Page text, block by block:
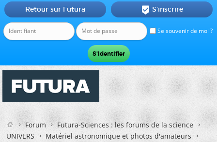
Se souvenir de moi ?
Retour sur Futura  S'inscrire
Forum
Futura-Sciences : les forums de la science
UNIVERS
Matériel astronomique et photos d'amateurs